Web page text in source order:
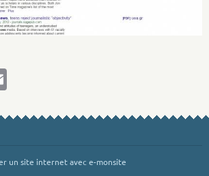
un site internet avec e-monsite